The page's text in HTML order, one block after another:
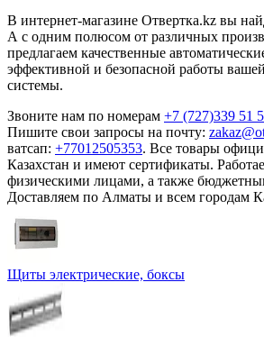
В интернет-магазине Отвертка.kz вы
А с одним полюсом от различных
предлагаем качественные
эффективной и безопасной работы
системы.
Звоните нам по номерам +7 (727)339 51
Пишите свои запросы на почту:
ватсап: +77012505353. Все товары
Казахстан и имеют сертификаты.
физическими лицами, а также
Доставляем по Алматы и всем городам
Щиты электрические, боксы